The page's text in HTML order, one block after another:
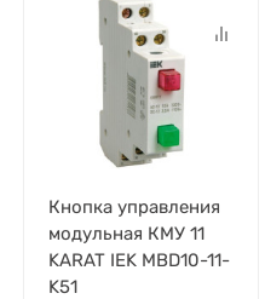
Кнопка управления
модульная КМУ 11
KARAT IEK MBD10-11-
K51